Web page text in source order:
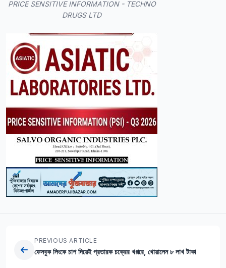
PRICE SENSITIVE INFORMATION - TECHNO
DRUGS LTD
PREVIOUS ARTICLE
ফেসবুক লিংকে চাপ দিয়েই প্রতারক চক্রের খপ্পরে, খোয়ালেন ৮ লাখ টাকা